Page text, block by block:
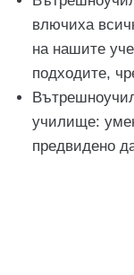
влючиха
на нашите
подходите,
училище:
предвидено